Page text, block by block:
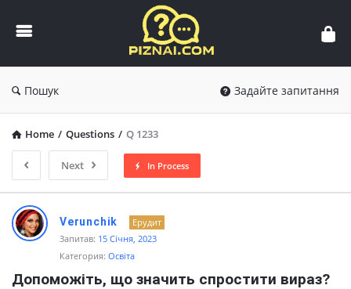
Пізнай.com
Пошук Задайте запитання
Home / Questions / Q 1233
Next In Process
Пізнай.com
Latest
Questions
Verunchik
Ерудит
Запитав: 15 Січня, 2023
Категория: Освіта
Допоможіть, що значить спростити вираз?